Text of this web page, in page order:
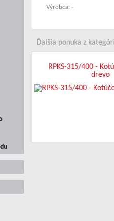
Výrobca: -
Ďalšia ponuka z
RPKS-315/400 -
drevo